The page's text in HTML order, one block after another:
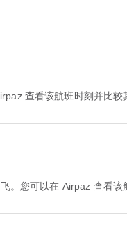
查看该航班时刻并比较
。您可以在 Airpaz 查看该